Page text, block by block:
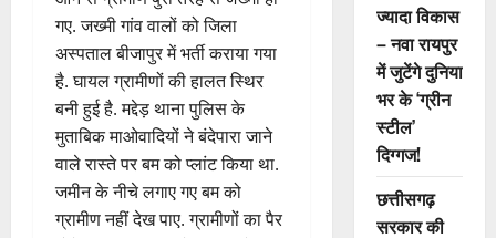
गए. जख्मी गांव वालों को जिला
अस्पताल बीजापुर में भर्ती कराया गया
है. घायल ग्रामीणों की हालत स्थिर
बनी हुई है. मद्देड़ थाना पुलिस के
मुताबिक माओवादियों ने बंदेपारा जाने
वाले रास्ते पर बम को प्लांट किया था.
जमीन के नीचे लगाए गए बम को
ग्रामीण नहीं देख पाए. ग्रामीणों का पैर
ज्यादा विकास
– नवा रायपुर
में जुटेंगे दुनिया
भर के ‘ग्रीन
स्टील’
दिग्गज!
छत्तीसगढ़
सरकार की